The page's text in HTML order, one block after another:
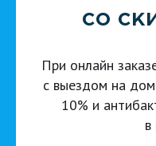
со
При онлайн
с выездом на
10% и
в